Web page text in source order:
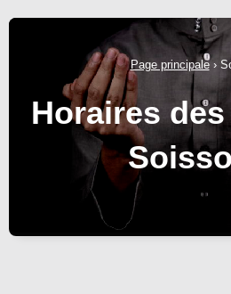
Page principale›
Horaires